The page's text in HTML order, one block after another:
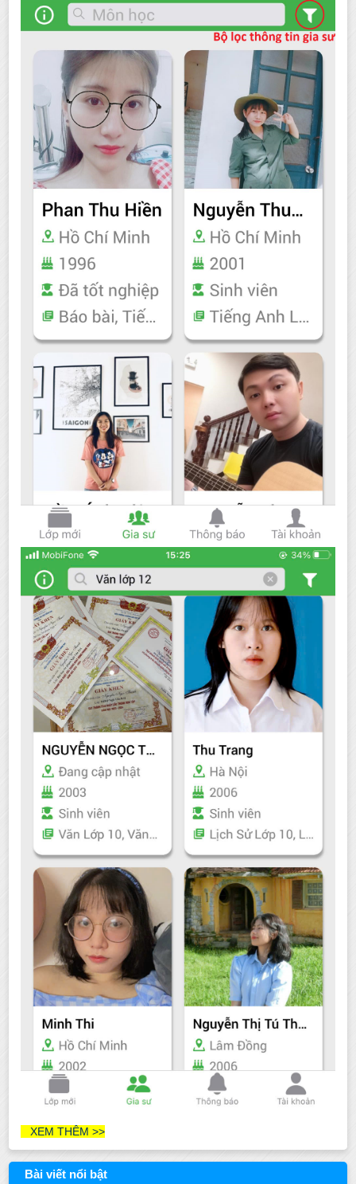
XEM THÊM >>
Bài viết nổi bật